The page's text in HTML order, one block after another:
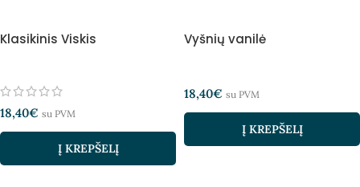
Klasikinis Viskis
18,40€ su PVM
Į KREPŠELĮ
Vyšnių vanilė
18,40€ su PVM
Į KREPŠELĮ